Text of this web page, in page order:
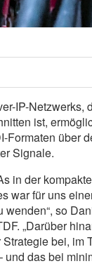
IP-Netzwerks,
ist,
Formaten über
Signale.
in der
war für uns
so
„Darüber
bei, im
das bei